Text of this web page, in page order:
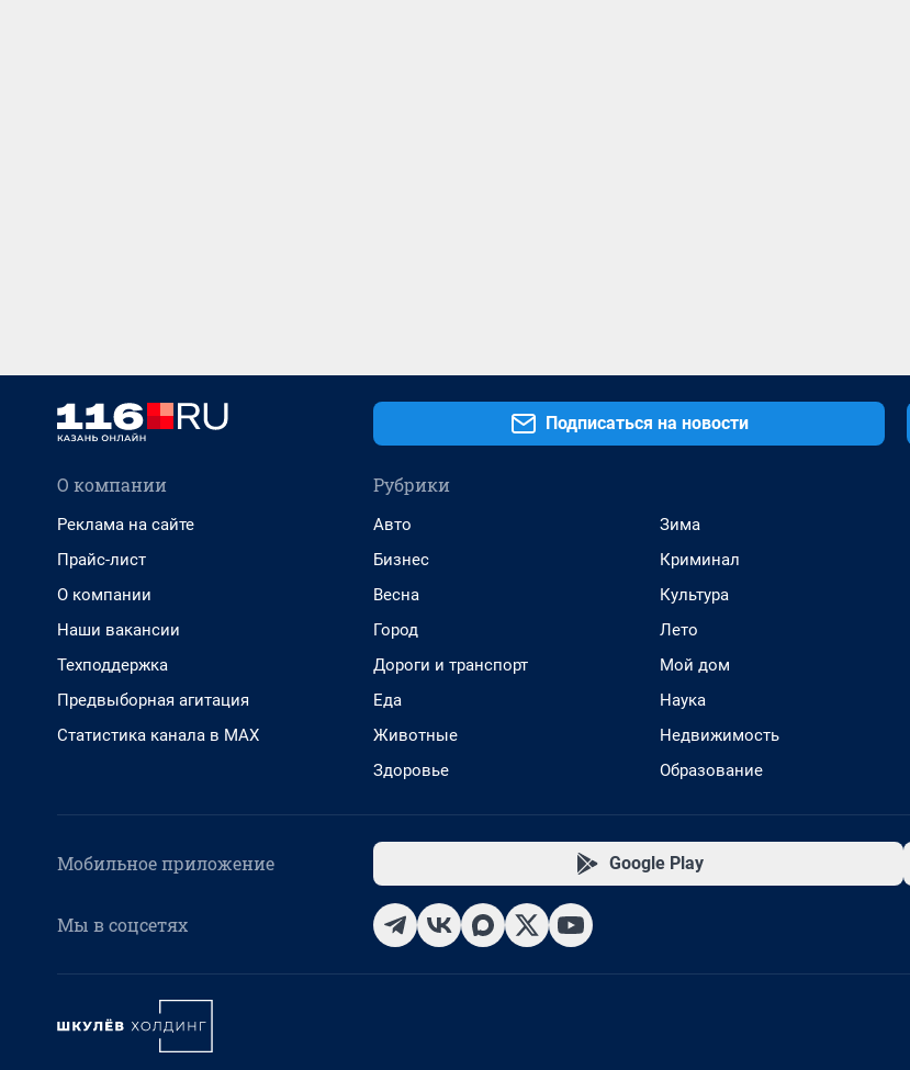
Подписаться на новости
О компании
Реклама на сайте
Прайс-лист
О компании
Наши вакансии
Техподдержка
Предвыборная агитация
Статистика канала в MAX
Рубрики
Авто
Бизнес
Весна
Город
Дороги и транспорт
Еда
Животные
Здоровье
Зима
Криминал
Культура
Лето
Мой дом
Наука
Недвижимость
Образование
Мобильное приложение Google Play
Мы в соцсетях